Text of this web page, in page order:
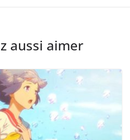
aussi aimer